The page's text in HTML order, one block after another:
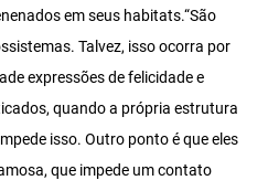
em seus habitats.“São
Talvez, isso ocorra por
expressões de felicidade e
quando a própria estrutura
isso. Outro ponto é que eles
que impede um contato